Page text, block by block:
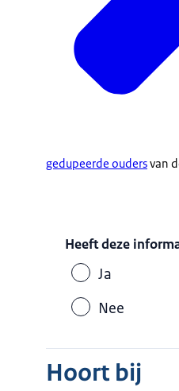
gedupeerde oudersvan
Heeft deze
Ja
Nee
Hoort bij